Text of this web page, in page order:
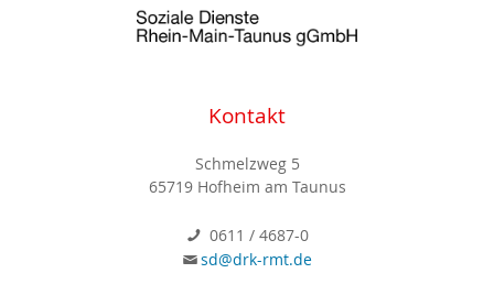
Kontakt
Schmelzweg 5
65719 Hofheim am Taunus
0611 / 4687-0
sd@drk-rmt.de